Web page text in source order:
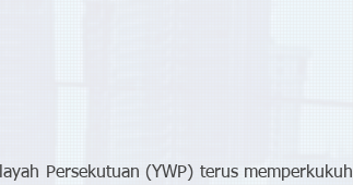
Persekutuan (YWP) terus memperkukuh